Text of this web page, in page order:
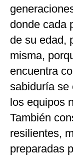
donde cada
de su edad,
misma,
encuentra
sabiduría se
los equipos
También
resilientes,
preparadas